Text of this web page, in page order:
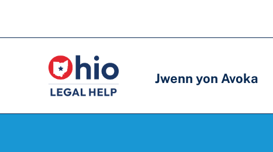
prensipal
Jwenn yon Avoka
prensipal